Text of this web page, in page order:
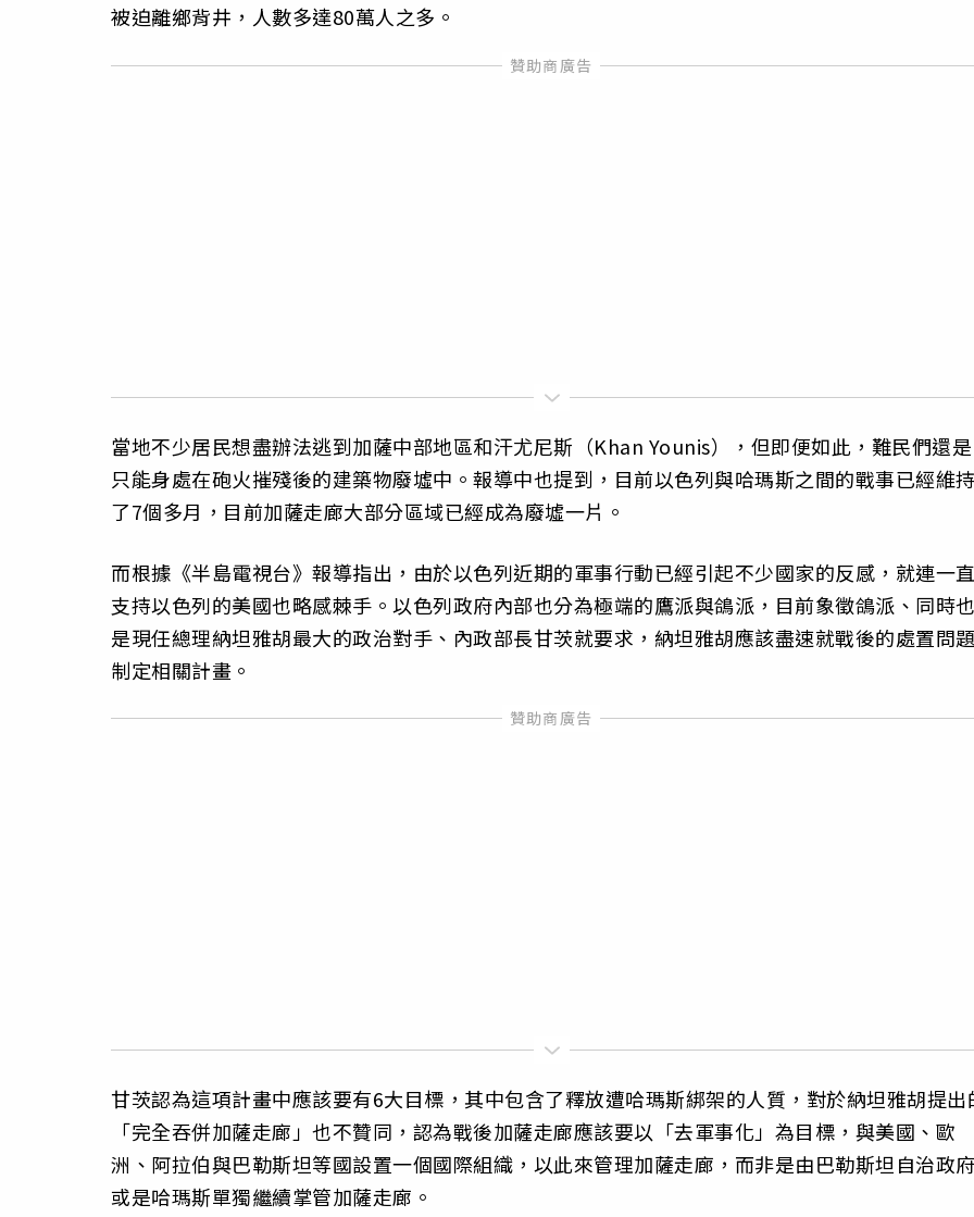
被迫離鄉背井，人數多達80萬人之多。
當地不少居民想盡辦法逃到加薩中部地區和汗尤尼斯（Khan Younis），但即便如此，難民們還是
只能身處在砲火摧殘後的建築物廢墟中。報導中也提到，目前以色列與哈瑪斯之間的戰事已經維
了7個多月，目前加薩走廊大部分區域已經成為廢墟一片。
而根據《半島電視台》報導指出，由於以色列近期的軍事行動已經引起不少國家的反感，就連一
支持以色列的美國也略感棘手。以色列政府內部也分為極端的鷹派與鴿派，目前象徵鴿派、同時
是現任總理納坦雅胡最大的政治對手、內政部長甘茨就要求，納坦雅胡應該盡速就戰後的處置問
制定相關計畫。
甘茨認為這項計畫中應該要有6大目標，其中包含了釋放遭哈瑪斯綁架的人質，對於納坦雅胡提出
「完全吞併加薩走廊」也不贊同，認為戰後加薩走廊應該要以「去軍事化」為目標，與美國、歐
洲、阿拉伯與巴勒斯坦等國設置一個國際組織，以此來管理加薩走廊，而非是由巴勒斯坦自治政
或是哈瑪斯單獨繼續掌管加薩走廊。